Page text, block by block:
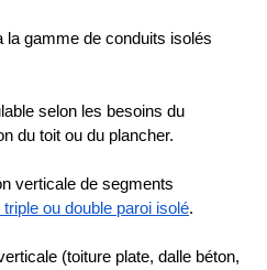
la gamme de conduits isolés
selon les besoins du
du toit ou du plancher.
verticale de segments
ou double paroi isolé.
(toiture plate, dalle béton,